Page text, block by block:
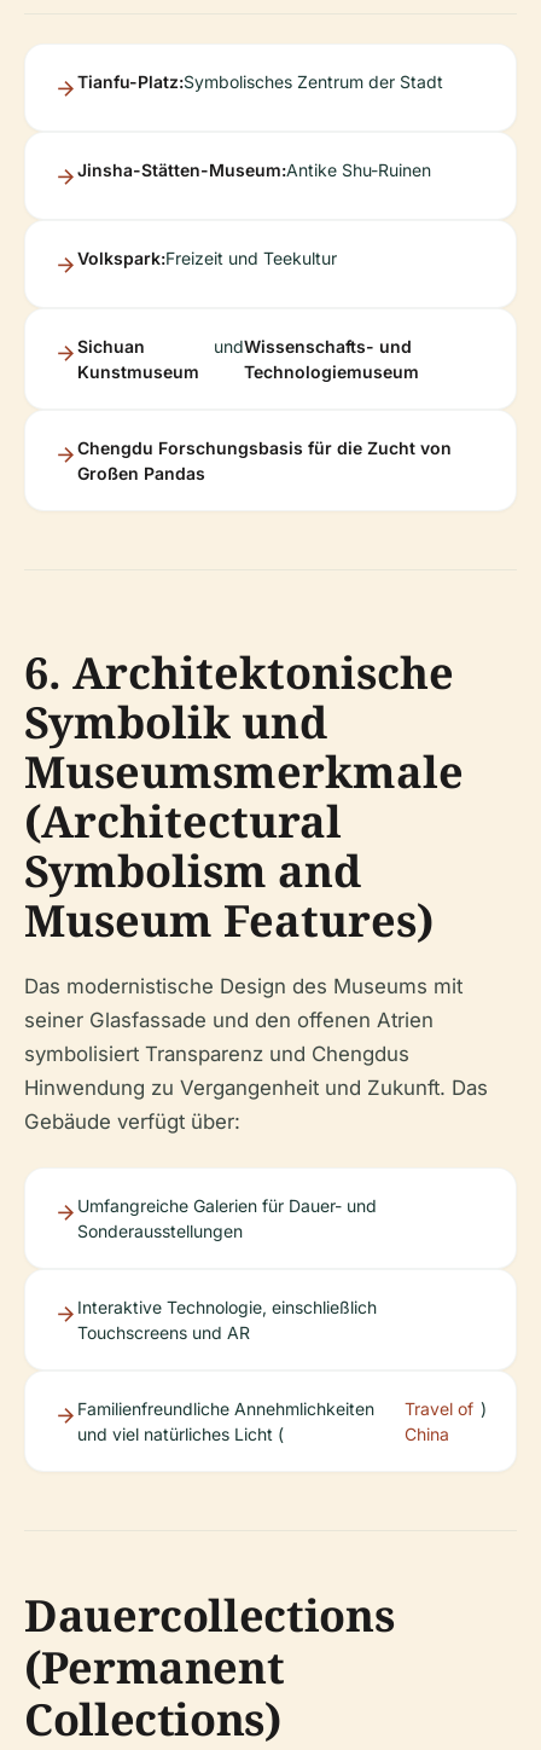
Tianfu-Platz:Symbolisches Zentrum der Stadt
Jinsha-Stätten-Museum:Antike Shu-Ruinen
Volkspark:Freizeit und Teekultur
Sichuan
Kunstmuseum
undWissenschafts- und
Technologiemuseum
Chengdu Forschungsbasis für die Zucht von
Großen Pandas
6. Architektonische
Symbolik und
Museumsmerkmale
(Architectural
Symbolism and
Museum Features)
Das modernistische Design des Museums mit
seiner Glasfassade und den offenen Atrien
symbolisiert Transparenz und Chengdus
Hinwendung zu Vergangenheit und Zukunft. Das
Gebäude verfügt über:
Umfangreiche Galerien für Dauer- und
Sonderausstellungen
Interaktive Technologie, einschließlich
Touchscreens und AR
Familienfreundliche Annehmlichkeiten
und viel natürliches Licht (
Travel of
China
)
Dauercollections
(Permanent
Collections)